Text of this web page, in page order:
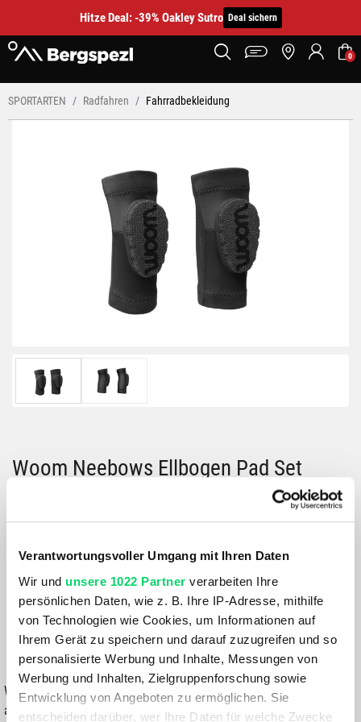
Verantwortungsvoller Umgang mit Ihren Daten
Wir und unsere 1022 Partner verarbeiten Ihre
persönlichen Daten, wie z. B. Ihre IP-Adresse, mithilfe
von Technologien wie Cookies, um Informationen auf
Ihrem Gerät zu speichern und darauf zuzugreifen und so
personalisierte Werbung und Inhalte, Messungen von
Werbung und Inhalten, Zielgruppenforschung sowie
Entwicklung von Angeboten zu ermöglichen. Sie
entscheiden darüber, wer Ihre Daten für welche Zwecke
Hitze Deal: -39% Oakley Sutro Deal sichern
0
SPORTARTEN Radfahren Fahrradbekleidung
Woom Neebows Ellbogen Pad Set
Farbe:
BLACK
39,90 €
IN DEN WARENKORB
Wähle eine Variante aus, um die Verfügbarkeit in unseren Filialen
anzuzeigen